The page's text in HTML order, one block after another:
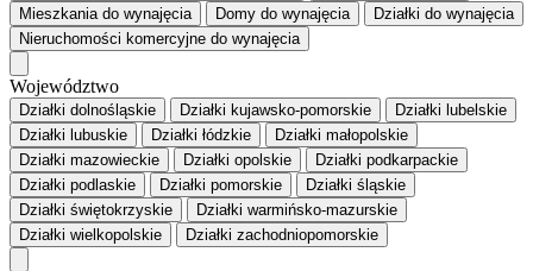
Mieszkaniado wynajęcia Domy do wynajęcia Działki do wynajęcia
Nieruchomości komercyjne do wynajęcia
Województwo
Działki dolnośląskie Działki kujawsko-pomorskie
Działki lubelskie
Działki lubuskie
Działki łódzkie
Działki małopolskie
Działki mazowieckie
Działki opolskie
Działki podkarpackie
Działki podlaskie
Działki pomorskie
Działki śląskie
Działki świętokrzyskie
Działki warmińsko-mazurskie
Działki wielkopolskie
Działki zachodniopomorskie